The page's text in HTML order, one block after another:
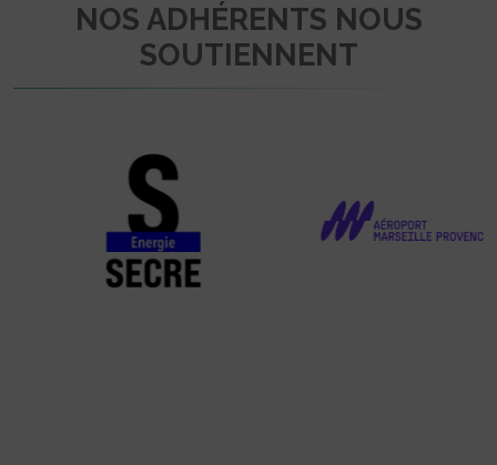
NOS ADHÉRENTS NOUS
SOUTIENNENT